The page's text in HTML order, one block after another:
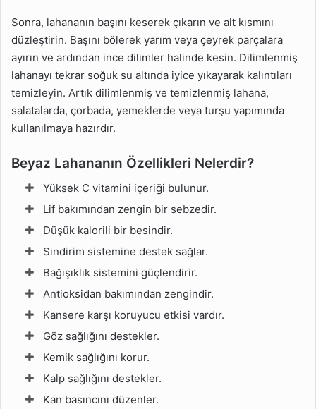
Sonra, lahananın başını keserek çıkarın ve alt kısmını
düzleştirin. Başını bölerek yarım veya çeyrek parçalara
ayırın ve ardından ince dilimler halinde kesin. Dilimlenmiş
lahanayı tekrar soğuk su altında iyice yıkayarak kalıntıları
temizleyin. Artık dilimlenmiş ve temizlenmiş lahana,
salatalarda, çorbada, yemeklerde veya turşu yapımında
kullanılmaya hazırdır.
Beyaz Lahananın Özellikleri Nelerdir?
Yüksek C vitamini içeriği bulunur.
Lif bakımından zengin bir sebzedir.
Düşük kalorili bir besindir.
Sindirim sistemine destek sağlar.
Bağışıklık sistemini güçlendirir.
Antioksidan bakımından zengindir.
Kansere karşı koruyucu etkisi vardır.
Göz sağlığını destekler.
Kemik sağlığını korur.
Kalp sağlığını destekler.
Kan basıncını düzenler.